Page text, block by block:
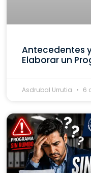
Antecedentes
Elaborar un
Asdrubal Urrutia 6